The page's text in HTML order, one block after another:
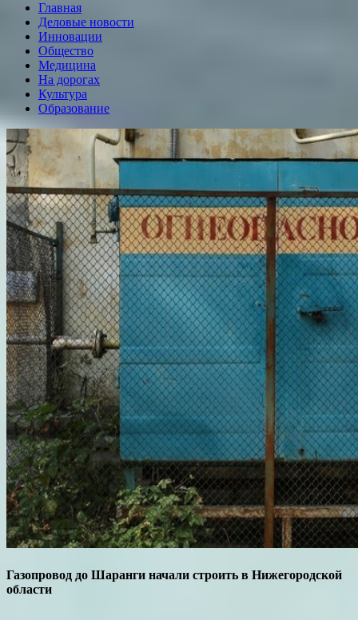
Главная
Деловые новости
Инновации
Общество
Медицина
На дорогах
Культура
Образование
Газопровод до Шаранги начали строить в Нижегородской
области